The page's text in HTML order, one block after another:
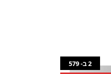
2 ב- 579